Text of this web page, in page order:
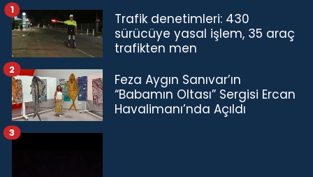
Trafik denetimleri: 430
sürücüye yasal işlem, 35 araç
trafikten men
1
Feza Aygın Sanıvar’ın
“Babamın Oltası” Sergisi Ercan
Havalimanı’nda Açıldı
2
3